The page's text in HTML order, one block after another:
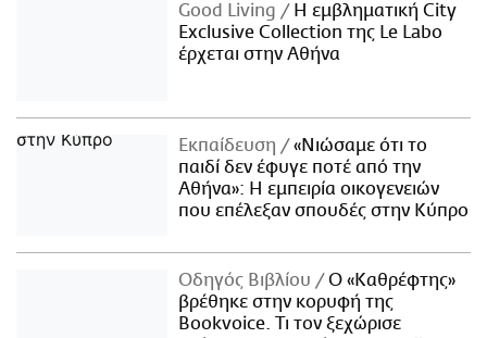
Good Living
Η εμβληματική City
Exclusive Collection της Le Labo
έρχεται στην Αθήνα
Εκπαίδευση
«Νιώσαμε ότι το
παιδί δεν έφυγε ποτέ από την
Αθήνα»: Η εμπειρία οικογενειών
που επέλεξαν σπουδές στην Κύπρο
Οδηγός Βιβλίου
Ο «Καθρέφτης»
βρέθηκε στην κορυφή της
Bookvoice. Τι τον ξεχώρισε